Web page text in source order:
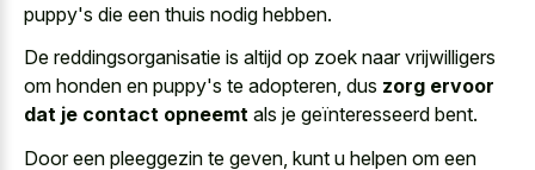
puppy's die een thuis nodig hebben.
De reddingsorganisatie is altijd op zoek naar vrijwilligers
om honden en puppy's te adopteren, dus zorg ervoor
dat je contact opneemt als je geïnteresseerd bent.
Door een pleeggezin te geven, kunt u helpen om een